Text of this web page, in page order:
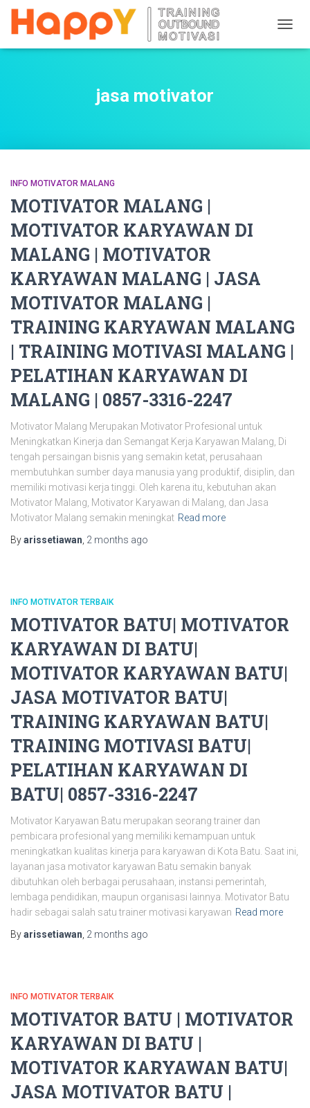
jasa motivator
INFO MOTIVATOR MALANG
MOTIVATOR MALANG |
MOTIVATOR KARYAWAN DI
MALANG | MOTIVATOR
KARYAWAN MALANG | JASA
MOTIVATOR MALANG |
TRAINING KARYAWAN MALANG
| TRAINING MOTIVASI MALANG |
PELATIHAN KARYAWAN DI
MALANG | 0857-3316-2247
Motivator Malang Merupakan Motivator Profesional untuk
Meningkatkan Kinerja dan Semangat Kerja Karyawan Malang, Di
tengah persaingan bisnis yang semakin ketat, perusahaan
membutuhkan sumber daya manusia yang produktif, disiplin, dan
memiliki motivasi kerja tinggi. Oleh karena itu, kebutuhan akan
Motivator Malang, Motivator Karyawan di Malang, dan Jasa
Motivator Malang semakin meningkat Read more
Byarissetiawan 2 months ago
INFO MOTIVATOR TERBAIK
MOTIVATOR BATU| MOTIVATOR
KARYAWAN DI BATU|
MOTIVATOR KARYAWAN BATU|
JASA MOTIVATOR BATU|
TRAINING KARYAWAN BATU|
TRAINING MOTIVASI BATU|
PELATIHAN KARYAWAN DI
BATU| 0857-3316-2247
Motivator Karyawan Batu merupakan seorang trainer dan
pembicara profesional yang memiliki kemampuan untuk
meningkatkan kualitas kinerja para karyawan di Kota Batu. Saat ini,
layanan jasa motivator karyawan Batu semakin banyak
dibutuhkan oleh berbagai perusahaan, instansi pemerintah,
lembaga pendidikan, maupun organisasi lainnya. Motivator Batu
hadir sebagai salah satu trainer motivasi karyawan Read more
Byarissetiawan 2 months ago
INFO MOTIVATOR TERBAIK
MOTIVATOR BATU | MOTIVATOR
KARYAWAN DI BATU |
MOTIVATOR KARYAWAN BATU|
JASA MOTIVATOR BATU |